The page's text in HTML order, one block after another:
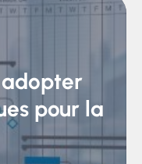
pour la